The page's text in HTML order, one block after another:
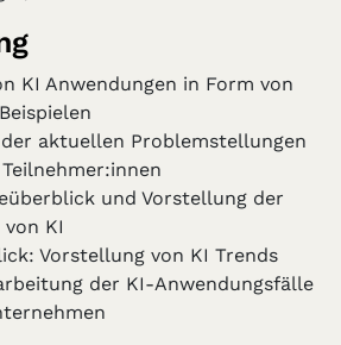
KI Anwendungen in Form von
aktuellen Problemstellungen
und Vorstellung der
KI
Vorstellung von KI Trends
der KI-Anwendungsfälle